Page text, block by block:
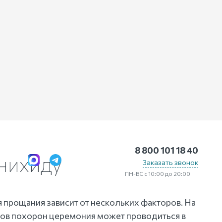
8 800 101 18 40
Заказать звонок
ПН-ВС с 10:00 до 20:00
зависит от нескольких факторов. На
похорон церемония может проводиться в